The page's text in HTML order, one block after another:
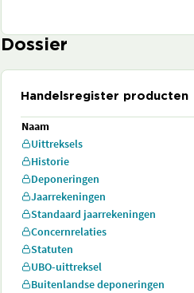
Dossier
Handelsregister producten
Naam
Uittreksels
Historie
Deponeringen
Jaarrekeningen
Standaard jaarrekeningen
Concernrelaties
Statuten
UBO-uittreksel
Buitenlandse deponeringen